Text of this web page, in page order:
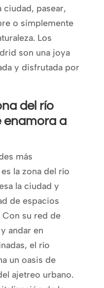
ciudad, pasear,
o simplemente
Los
son una joya
y disfrutada por
del río
enamora a
más
la zona del río
la ciudad y
de espacios
su red de
andar en
el río
un oasis de
ajetreo urbano.